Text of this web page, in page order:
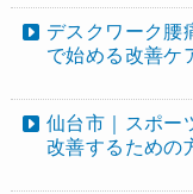
デスクワーク腰
で始める改善ケ
仙台市｜スポー
改善するための